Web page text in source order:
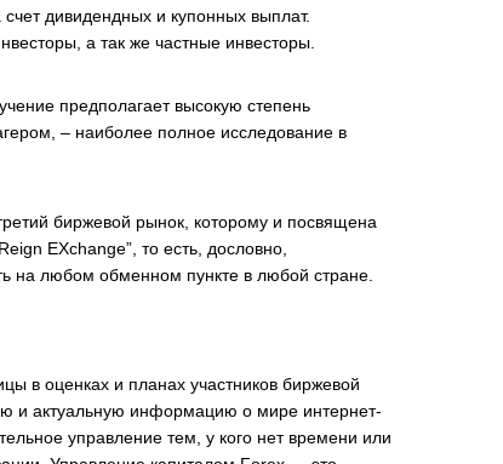
счет дивидендных и купонных выплат.
а так же частные инвесторы.
предполагает высокую степень
– наиболее полное исследование в
биржевой рынок, которому и посвящена
EXchange”, то есть, дословно,
на любом обменном пункте в любой стране.
в оценках и планах участников биржевой
и актуальную информацию о мире интернет-
управление тем, у кого нет времени или